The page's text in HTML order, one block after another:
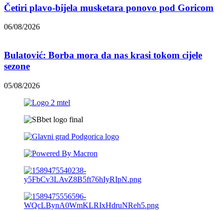
Četiri plavo-bijela musketara ponovo pod Goricom
06/08/2026
Bulatović: Borba mora da nas krasi tokom cijele
sezone
05/08/2026